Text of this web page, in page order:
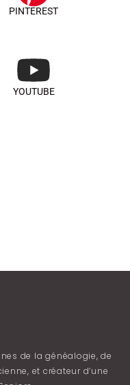
PINTEREST
YOUTUBE
de la généalogie, de
et créateur d’une